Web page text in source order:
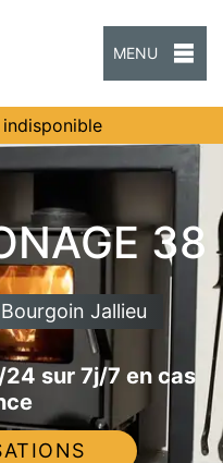
MENU
indisponible
38
Jallieu
sur 7j/7 en cas